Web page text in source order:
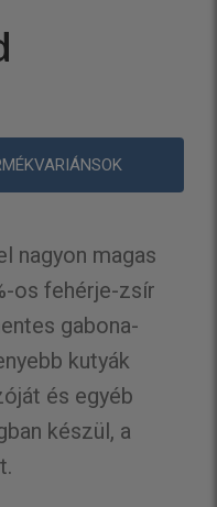
nagyon magas
os fehérje-zsír
gabona-
kutyák
és egyéb
készül, a